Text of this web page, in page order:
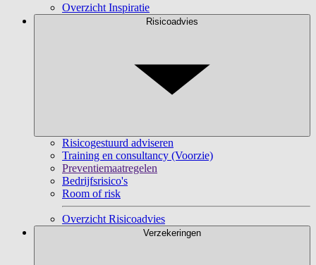
Overzicht Inspiratie
Risicoadvies
Risicogestuurd adviseren
Training en consultancy (Voorzie)
Preventiemaatregelen
Bedrijfsrisico's
Room of risk
Overzicht Risicoadvies
Verzekeringen